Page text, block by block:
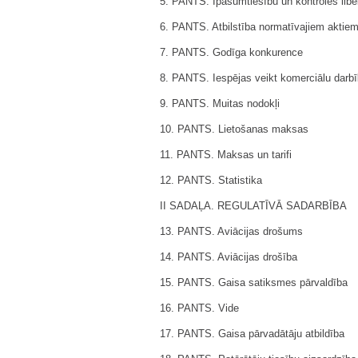
6. PANTS. Atbilstība normatīvajiem aktiem
7. PANTS. Godīga konkurence
8. PANTS. Iespējas veikt komerciālu
9. PANTS. Muitas nodokļi
10. PANTS. Lietošanas maksas
11. PANTS. Maksas un tarifi
12. PANTS. Statistika
II SADAĻA. REGULATĪVĀ SADARBĪBA
13. PANTS. Aviācijas drošums
14. PANTS. Aviācijas drošība
15. PANTS. Gaisa satiksmes pārvaldība
16. PANTS. Vide
17. PANTS. Gaisa pārvadātāju atbildība